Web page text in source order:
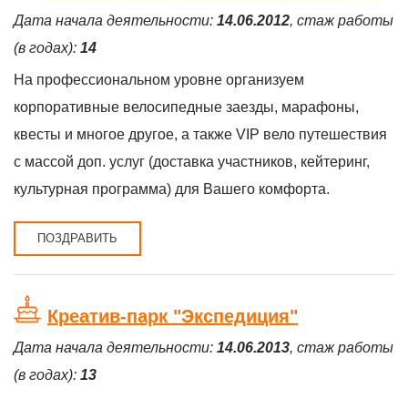
Дата начала деятельности: 14.06.2012, стаж работы
(в годах): 14
На профессиональном уровне организуем
корпоративные велосипедные заезды, марафоны,
квесты и многое другое, а также VIP вело путешествия
с массой доп. услуг (доставка участников, кейтеринг,
культурная программа) для Вашего комфорта.
ПОЗДРАВИТЬ
Креатив-парк "Экспедиция"
Дата начала деятельности: 14.06.2013, стаж работы
(в годах): 13